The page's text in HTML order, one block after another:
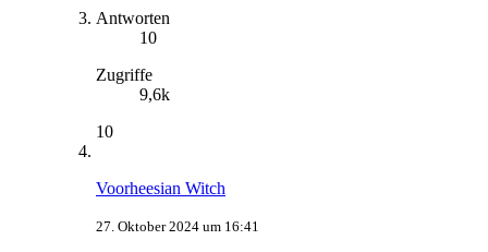
Antworten
10
Zugriffe
9,6k
10
Voorheesian Witch
27. Oktober 2024 um 16:41